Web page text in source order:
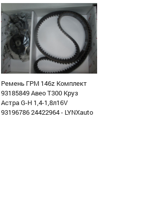
Ремень ГРМ 146z Комплект
93185849 Авео Т300 Круз
Астра G-H 1,4-1,8л16V
93196786 24422964 - LYNXauto